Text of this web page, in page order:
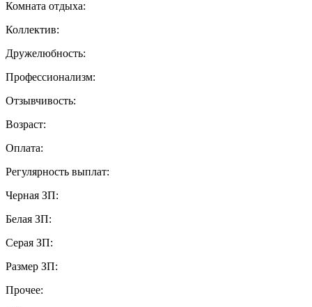
Комната отдыха:
Коллектив:
Дружелюбность:
Профессионализм:
Отзывчивость:
Возраст:
Оплата:
Регулярность выплат:
Черная ЗП:
Белая ЗП:
Серая ЗП:
Размер ЗП:
Прочее: